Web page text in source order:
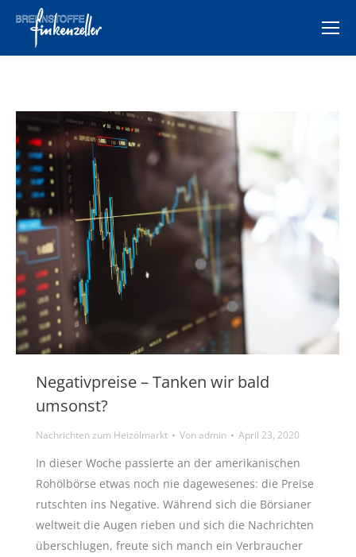
Negativpreise – Tanken wir bald
umsonst?
Nachrichten zum Heizölmarkt Vonadmin April 23, 2020
In dieser Woche passierte an der amerikanischen
Rohölbörse etwas noch nie dagewesenes: die Preise
rutschten ins Negative. Während sich die Börsianer
weltweit die Augen rieben und sich die Nachrichten
überschlugen, freute sich manch ein Verbraucher